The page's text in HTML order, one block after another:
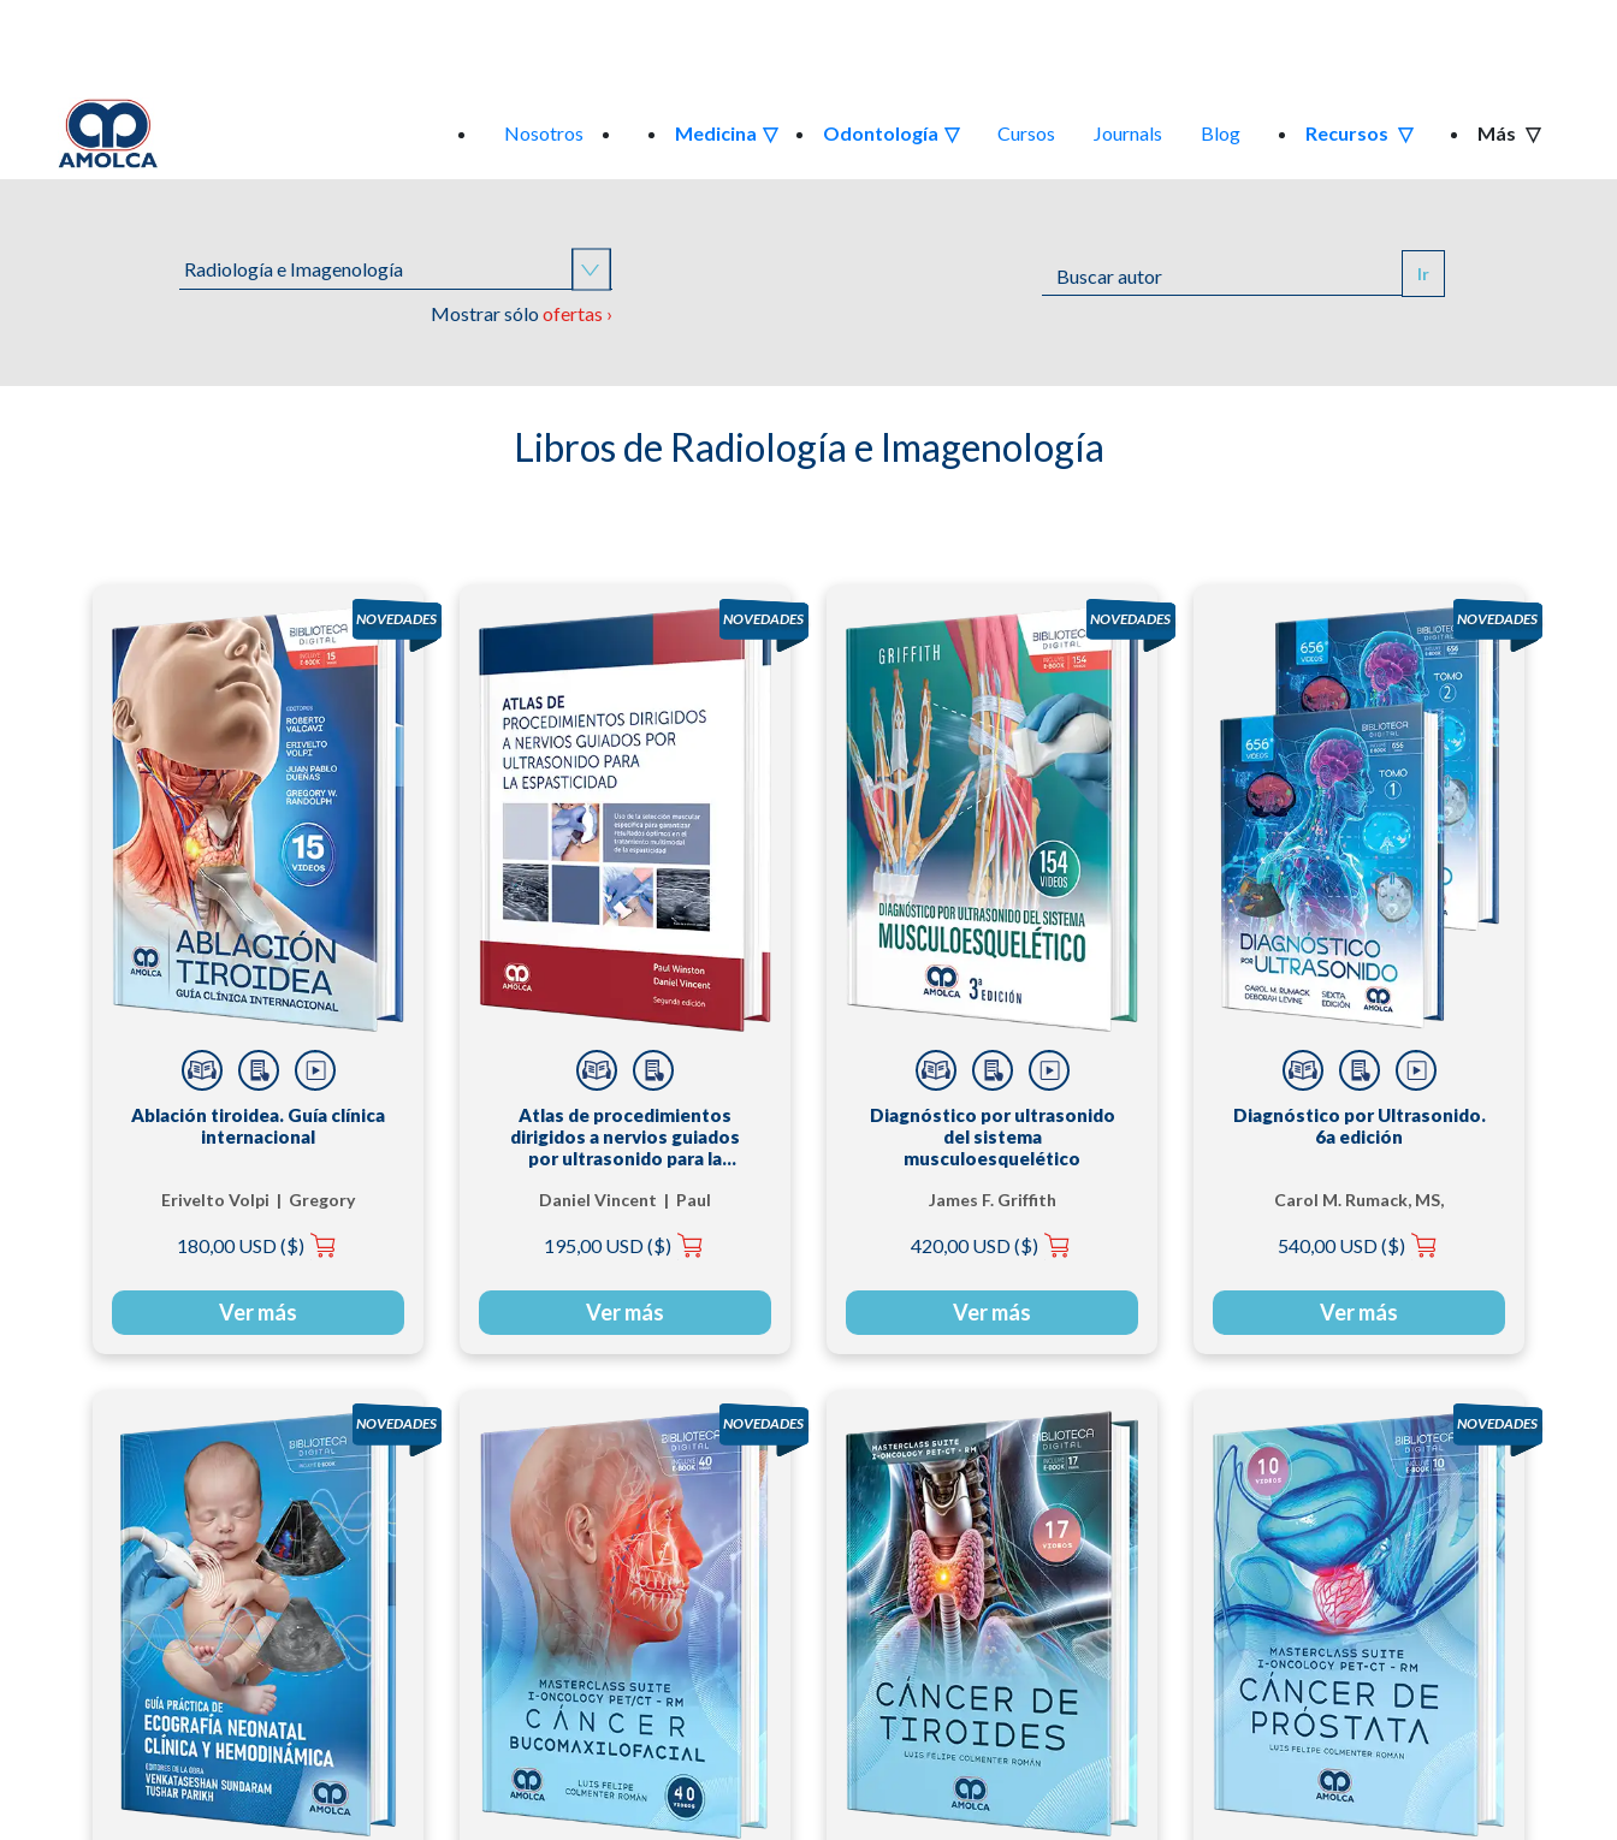
Nosotros Medicina Odontología Cursos Journals Blog Recursos Más
Mostrar sólo ofertas ›
Ir
Libros de Radiología e Imagenología
Ablación tiroidea. Guía clínica
internacional
Erivelto Volpi | Gregory
Pablo Dueñas | Roberto
180,00 USD ($)
Ver más
Atlas de procedimientos
dirigidos a nervios guiados
por ultrasonido para la
Daniel Vincent | Paul
195,00 USD ($)
Ver más
Diagnóstico por ultrasonido
del sistema
musculoesquelético
James F. Griffith
420,00 USD ($)
Ver más
Diagnóstico por Ultrasonido.
6a edición
Carol M. Rumack, MS,
540,00 USD ($)
Ver más